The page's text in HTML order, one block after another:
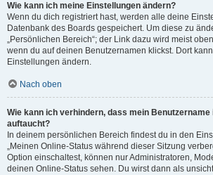
Wie kann ich meine Einstellungen ändern?
Wenn du dich registriert hast, werden alle deine
Datenbank des Boards gespeichert. Um diese zu
„Persönlichen Bereich“; der Link dazu wird meist
wenn du auf deinen Benutzernamen klickst. Dort
Einstellungen ändern.
Nach oben
Wie kann ich verhindern, dass mein Benutzername
auftaucht?
In deinem persönlichen Bereich findest du in den
„Meinen Online-Status während dieser Sitzung
Option einschaltest, können nur Administratoren,
deinen Online-Status sehen. Du wirst dann als